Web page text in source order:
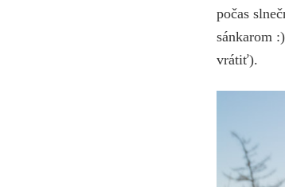
počas
sánkarom
vrátiť).